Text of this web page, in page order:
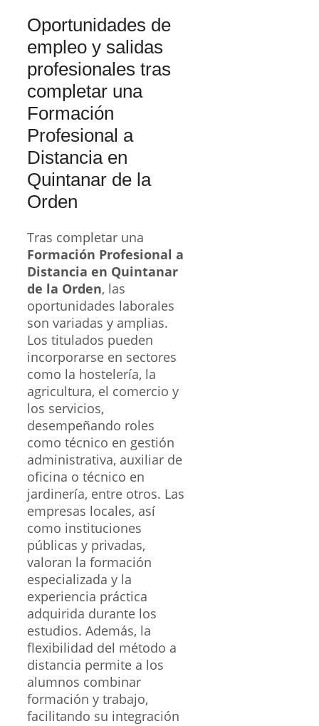
Oportunidades de
empleo y salidas
profesionales tras
completar una
Formación
Profesional a
Distancia en
Quintanar de la
Orden
Tras completar una
Formación Profesional a
Distancia en Quintanar
de la Orden, las
oportunidades laborales
son variadas y amplias.
Los titulados pueden
incorporarse en sectores
como la hostelería, la
agricultura, el comercio y
los servicios,
desempeñando roles
como técnico en gestión
administrativa, auxiliar de
oficina o técnico en
jardinería, entre otros. Las
empresas locales, así
como instituciones
públicas y privadas,
valoran la formación
especializada y la
experiencia práctica
adquirida durante los
estudios. Además, la
flexibilidad del método a
distancia permite a los
alumnos combinar
formación y trabajo,
facilitando su integración